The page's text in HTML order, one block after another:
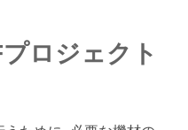
ロジェクト